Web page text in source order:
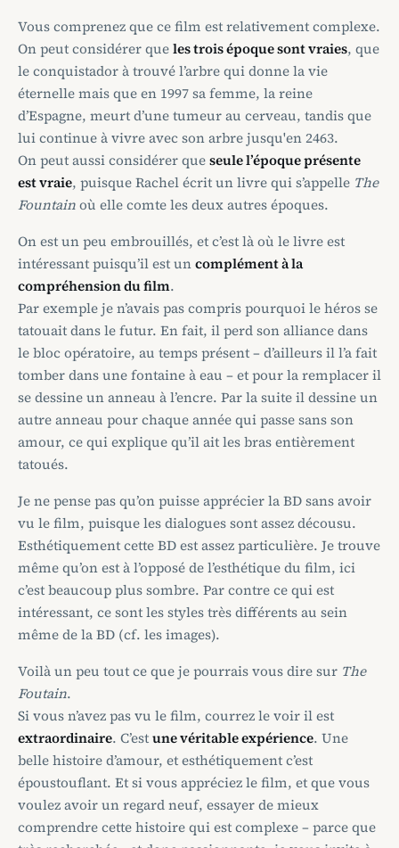
Vous comprenez que ce film est relativement complexe.
On peut considérer queles trois époque sont vraies, que
le conquistador à trouvé l’arbre qui donne la vie
éternelle mais que en 1997 sa femme, la reine
d’Espagne, meurt d’une tumeur au cerveau, tandis que
lui continue à vivre avec son arbre jusqu'en 2463.
On peut aussi considérer queseule l’époque présente
est vraie, puisque Rachel écrit un livre qui s’appelle The
Fountainoù elle comte les deux autres époques.
On est un peu embrouillés, et c’est là où le livre est
intéressant puisqu’il est uncomplément à la
compréhension du film.
Par exemple je n’avais pas compris pourquoi le héros se
tatouait dans le futur. En fait, il perd son alliance dans
le bloc opératoire, au temps présent – d’ailleurs il l’a fait
tomber dans une fontaine à eau – et pour la remplacer il
se dessine un anneau à l’encre. Par la suite il dessine un
autre anneau pour chaque année qui passe sans son
amour, ce qui explique qu’il ait les bras entièrement
tatoués.
Je ne pense pas qu’on puisse apprécier la BD sans avoir
vu le film, puisque les dialogues sont assez décousu.
Esthétiquement cette BD est assez particulière. Je trouve
même qu’on est à l’opposé de l’esthétique du film, ici
c’est beaucoup plus sombre. Par contre ce qui est
intéressant, ce sont les styles très différents au sein
même de la BD (cf. les images).
Voilà un peu tout ce que je pourrais vous dire sur The
Foutain.
Si vous n’avez pas vu le film, courrez le voir il est
extraordinaire. C’estune véritable expérience. Une
belle histoire d’amour, et esthétiquement c’est
époustouflant. Et si vous appréciez le film, et que vous
voulez avoir un regard neuf, essayer de mieux
comprendre cette histoire qui est complexe – parce que